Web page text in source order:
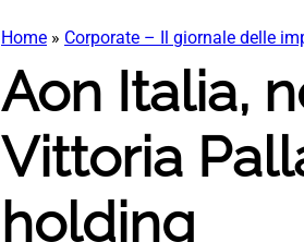
Home » Corporate – Il giornale delle
Aon Italia,
Vittoria
holding